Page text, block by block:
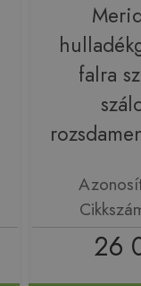
falra
26